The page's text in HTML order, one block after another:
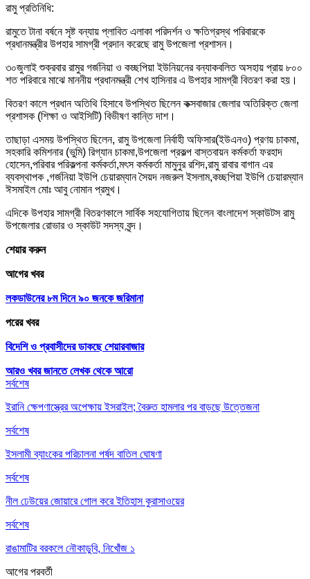
রামু প্রতিনিধি:
রামুতে টানা বর্ষনে সৃষ্ট বন্যায় প্লাবিত এলাকা পরিদর্শন ও ক্ষতিগ্রস্থ পরিবারকে
প্রধানমন্ত্রীর উপহার সামগ্রী প্রদান করেছে রামু উপজেলা প্রশাসন।
৩০জুলাই শুক্রবার রামুর গর্জনিয়া ও কচ্ছপিয়া ইউনিয়নের বন্যাকবলিত অসহায় প্রায় ৮০০
শত পরিবারে মাঝে মাননীয় প্রধানমন্ত্রী শেখ হাসিনার এ উপহার সামগ্রী বিতরণ করা হয়।
বিতরণ কালে প্রধান অতিথি হিসাবে উপস্থিত ছিলেন কক্সবাজার জেলার অতিরিক্ত জেলা
প্রশাসক (শিক্ষা ও আইসিটি) বিভীষণ কান্তি দাশ।
তাছাড়া এসময় উপস্থিত ছিলেন, রামু উপজেলা নির্বাহী অফিসার(ইউএনও) প্রণয় চাকমা,
সহকারি কমিশনার (ভুমি) রিগ্যান চাকমা,উপজেলা প্রকল্প বাস্তবায়ন কর্মকর্তা ফরহাদ
হোসেন,পরিবার পরিকল্পনা কর্মকর্তা,মৎস কর্মকর্তা মামুনুর রশিদ,রামু রাবার বাগান এর
ব্যবস্থাপক ,গর্জনিয়া ইউপি চেয়ারম্যান সৈয়দ নজরুল ইসলাম,কচ্ছপিয়া ইউপি চেয়ারম্যান
ঈসমাইল মোঃ আবু নোমান প্রমুখ।
এদিকে উপহার সামগ্রী বিতরণকালে সার্বিক সহযোগিতায় ছিলেন বাংলাদেশ স্কাউটস রামু
উপজেলার রোভার ও স্কাউট সদস্য বৃন্দ।
শেয়ার করুন
আগের খবর
লকডাউনের ৮ম দিনে ৯০ জনকে জরিমানা
পরের খবর
বিদেশি ও প্রবাসীদের ডাকছে শেয়ারবাজার
আরও খবর জানতে লেখক থেকে আরো
সর্বশেষ
ইরানি ক্ষেপণাস্ত্রের অপেক্ষায় ইসরাইল; বৈরুত হামলার পর বাড়ছে উত্তেজনা
সর্বশেষ
ইসলামী ব্যাংকের পরিচালনা পর্ষদ বাতিল ঘোষণা
সর্বশেষ
নীল ঢেউয়ের জোয়ারে গোল করে ইতিহাস কুরাসাওয়ের
সর্বশেষ
রাঙামাটির বরকলে নৌকাডুবি, নিখোঁজ ১
আগেরপরবর্তী